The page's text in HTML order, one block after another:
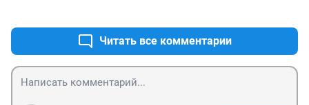
Чтоб человечество просуществовала нормально в
семье должно родится минимум 3 детей!
Муж1+Жена1=1-ребенок это есть ОЧЕНЬ ПЛОХО!!!
Муж1+Жена1=3-ребенка это есть более менее!!!
Читать все комментарии